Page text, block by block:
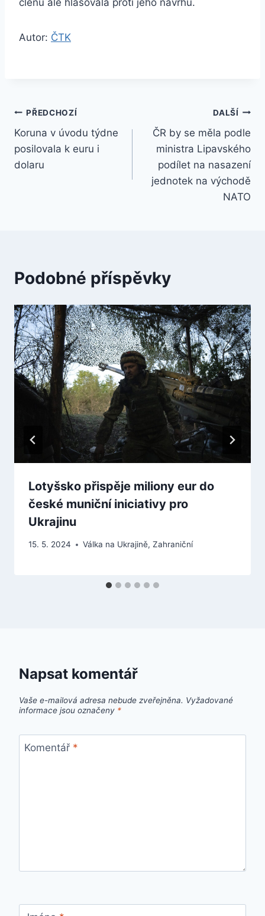
členů ale hlasovala proti jeho návrhu.
Autor: ČTK
Navigace
pro
příspěvek
PŘEDCHOZÍ
Koruna v úvodu týdne
posilovala k euru i
dolaru
DALŠÍ
ČR by se měla podle
ministra Lipavského
podílet na nasazení
jednotek na východě
NATO
Podobné příspěvky
Lotyšsko přispěje miliony eur do
české muniční iniciativy pro
Ukrajinu
15. 5. 2024 Válka na Ukrajině, Zahraniční
Napsat komentář
Vaše e-mailová adresa nebude zveřejněna. Vyžadované
informace jsou označeny *
Komentář *